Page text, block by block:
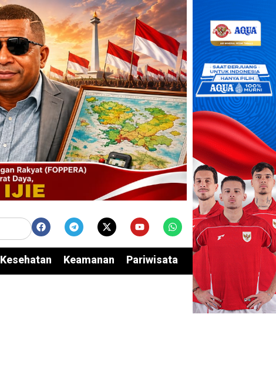
Kesehatan Keamanan Pariwisata Edukasi